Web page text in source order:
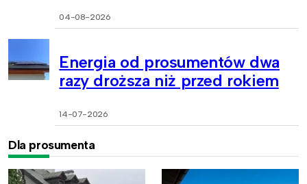
04-08-2026
Energia od prosumentów dwa
razy droższa niż przed rokiem
14-07-2026
Dla prosumenta